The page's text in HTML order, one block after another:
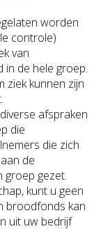
worden
controle)
van
in de hele groep.
ziek kunnen zijn
afspraken
die
die zich
de
groep gezet.
kunt u geen
broodfonds kan
uit uw bedrijf